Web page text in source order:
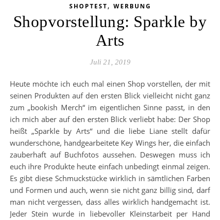
SHOPTEST, WERBUNG
Shopvorstellung: Sparkle by
Arts
Juli 21, 2019
Heute möchte ich euch mal einen Shop vorstellen, der mit
seinen Produkten auf den ersten Blick vielleicht nicht ganz
zum „bookish Merch“ im eigentlichen Sinne passt, in den
ich mich aber auf den ersten Blick verliebt habe: Der Shop
heißt „Sparkle by Arts“ und die liebe Liane stellt dafür
wunderschöne, handgearbeitete Key Wings her, die einfach
zauberhaft auf Buchfotos aussehen. Deswegen muss ich
euch ihre Produkte heute einfach unbedingt einmal zeigen.
Es gibt diese Schmuckstücke wirklich in sämtlichen Farben
und Formen und auch, wenn sie nicht ganz billig sind, darf
man nicht vergessen, dass alles wirklich handgemacht ist.
Jeder Stein wurde in liebevoller Kleinstarbeit per Hand